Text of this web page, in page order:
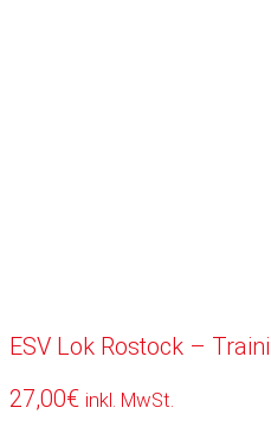
ESV Lok Rostock –
27,00€ inkl. MwSt.